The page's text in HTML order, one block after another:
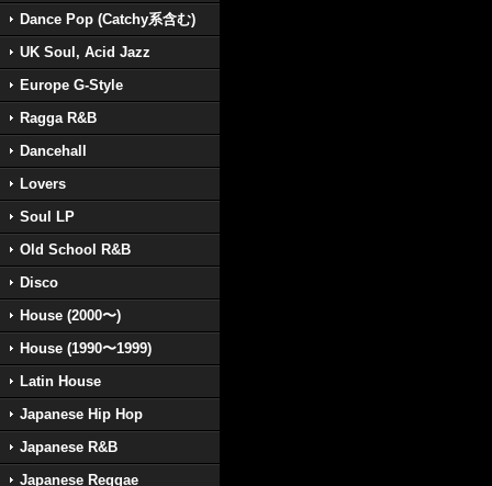
Dance Pop (Catchy系含む)
UK Soul, Acid Jazz
Europe G-Style
Ragga R&B
Dancehall
Lovers
Soul LP
Old School R&B
Disco
House (2000〜)
House (1990〜1999)
Latin House
Japanese Hip Hop
Japanese R&B
Japanese Reggae